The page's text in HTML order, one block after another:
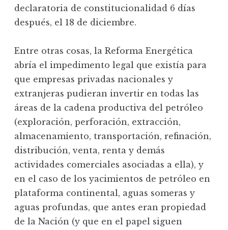
declaratoria de constitucionalidad 6 días
después, el 18 de diciembre.
Entre otras cosas, la Reforma Energética
abría el impedimento legal que existía para
que empresas privadas nacionales y
extranjeras pudieran invertir en todas las
áreas de la cadena productiva del petróleo
(exploración, perforación, extracción,
almacenamiento, transportación, refinación,
distribución, venta, renta y demás
actividades comerciales asociadas a ella), y
en el caso de los yacimientos de petróleo en
plataforma continental, aguas someras y
aguas profundas, que antes eran propiedad
de la Nación (y que en el papel siguen